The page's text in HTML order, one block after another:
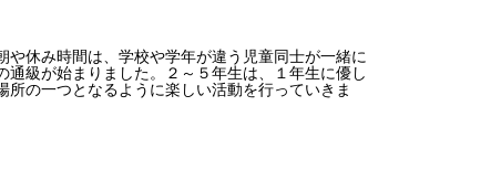
休み時間は、学校や学年が違う児童同士が一緒に
級が始まりました。２～５年生は、１年生に優し
の一つとなるように楽しい活動を行っていきま